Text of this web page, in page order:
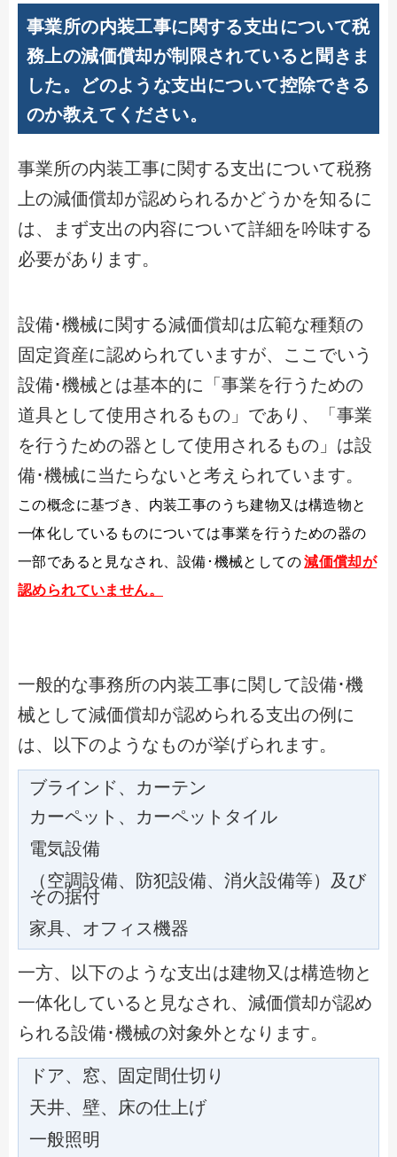
事業所の内装工事に関する支出について税
務上の減価償却が制限されていると聞きま
した。どのような支出について控除できる
のか教えてください。
事業所の内装工事に関する支出について税務
上の減価償却が認められるかどうかを知るに
は、まず支出の内容について詳細を吟味する
必要があります。
設備･機械に関する減価償却は広範な種類の
固定資産に認められていますが、ここでいう
設備･機械とは基本的に「事業を行うための
道具として使用されるもの」であり、「事業
を行うための器として使用されるもの」は設
備･機械に当たらないと考えられています。
この概念に基づき、内装工事のうち建物又は構造物と
一体化しているものについては事業を行うための器の
一部であると見なされ、設備･機械としての減価償却が
認められていません。
一般的な事務所の内装工事に関して設備･機
械として減価償却が認められる支出の例に
は、以下のようなものが挙げられます。
ブラインド、カーテン
カーペット、カーペットタイル
電気設備
（空調設備、防犯設備、消火設備等）及び
その据付
家具、オフィス機器
一方、以下のような支出は建物又は構造物と
一体化していると見なされ、減価償却が認め
られる設備･機械の対象外となります。
ドア、窓、固定間仕切り
天井、壁、床の仕上げ
一般照明